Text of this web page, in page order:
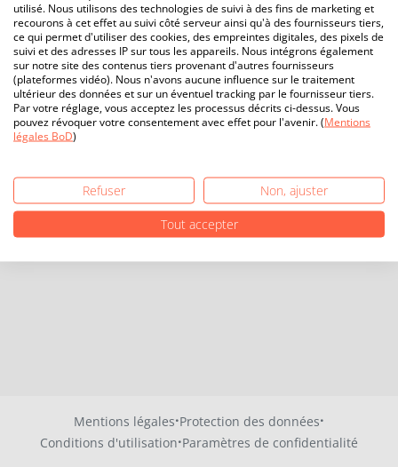
Mentions légales·Protection des données·
Conditions d'utilisation·Paramètres de confidentialité
utilisé. Nous utilisons des technologies de suivi à des fins de marketing et
recourons à cet effet au suivi côté serveur ainsi qu'à des fournisseurs tiers,
ce qui permet d'utiliser des cookies, des empreintes digitales, des pixels de
suivi et des adresses IP sur tous les appareils. Nous intégrons également
sur notre site des contenus tiers provenant d'autres fournisseurs
(plateformes vidéo). Nous n'avons aucune influence sur le traitement
ultérieur des données et sur un éventuel tracking par le fournisseur tiers.
Par votre réglage, vous acceptez les processus décrits ci-dessus. Vous
pouvez révoquer votre consentement avec effet pour l'avenir. (Mentions
légales BoD)
Refuser
Non, ajuster
Tout accepter